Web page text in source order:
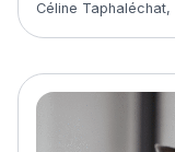
Céline Taphaléchat,